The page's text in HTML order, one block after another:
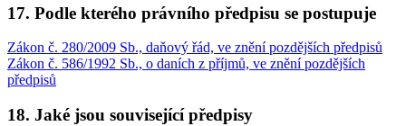
17. Podle kterého právního předpisu se postupuje
Zákon č. 280/2009 Sb., daňový řád, ve znění pozdějších předpisů
Zákon č. 586/1992 Sb., o daních z příjmů, ve znění pozdějších
předpisů
18. Jaké jsou související předpisy